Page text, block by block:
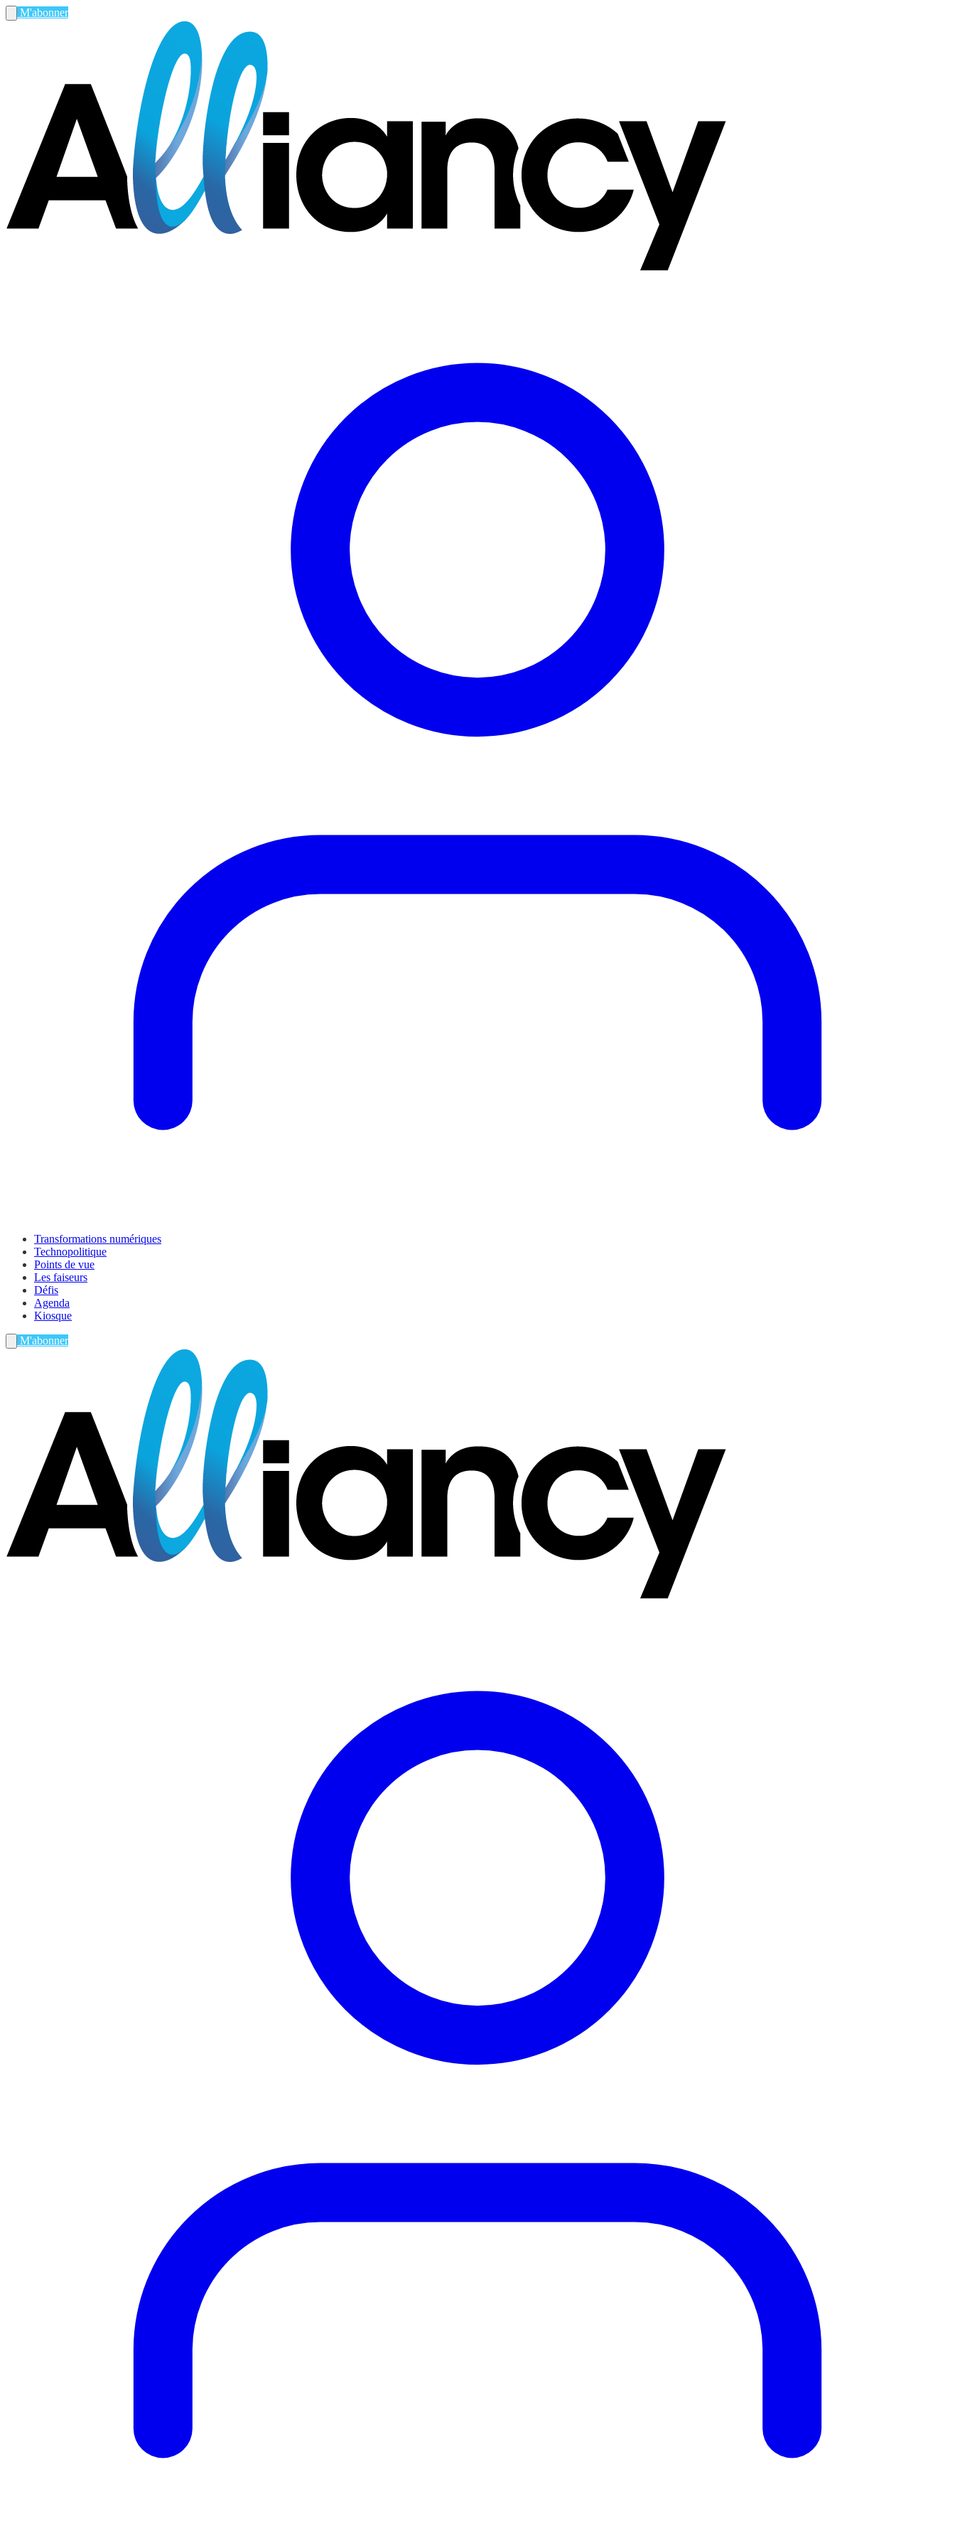
M'abonner
Transformations numériques
Technopolitique
Points de vue
Les faiseurs
Défis
Agenda
Kiosque
M'abonner